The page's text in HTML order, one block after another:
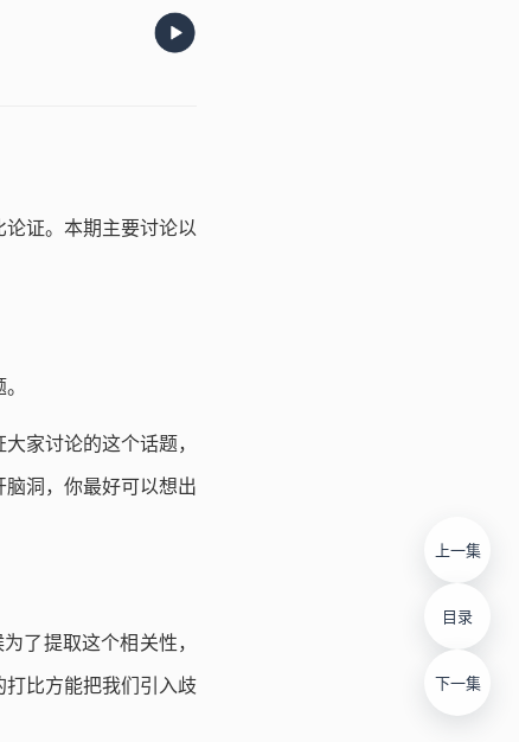
上一集
目录
下一集
证。本期主要讨论以
家讨论的这个话题，
洞，你最好可以想出
了提取这个相关性，
比方能把我们引入歧